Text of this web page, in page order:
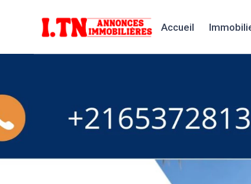
Accueil